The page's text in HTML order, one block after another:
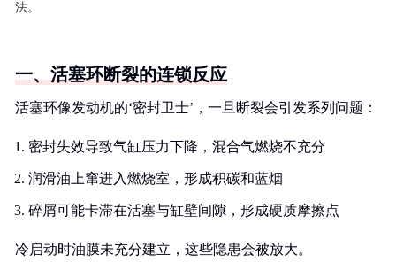
法。
一、活塞环断裂的连锁反应
活塞环像发动机的‘密封卫士’，一旦断裂会引发系列问题：
密封失效导致气缸压力下降，混合气燃烧不充分
润滑油上窜进入燃烧室，形成积碳和蓝烟
碎屑可能卡滞在活塞与缸壁间隙，形成硬质摩擦点
冷启动时油膜未充分建立，这些隐患会被放大。